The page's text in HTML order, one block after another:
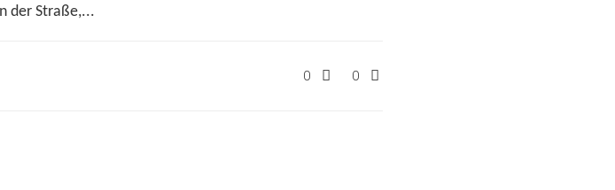
der Straße,...
0 0